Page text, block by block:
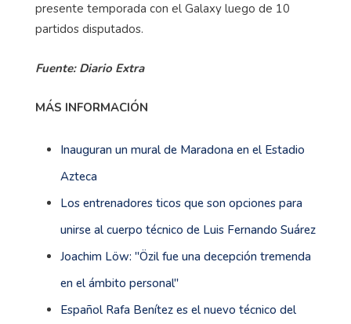
presente temporada con el Galaxy luego de 10
partidos disputados.
Fuente: Diario Extra
MÁS INFORMACIÓN
Inauguran un mural de Maradona en el Estadio
Azteca
Los entrenadores ticos que son opciones para
unirse al cuerpo técnico de Luis Fernando Suárez
Joachim Löw: ''Özil fue una decepción tremenda
en el ámbito personal''
Español Rafa Benítez es el nuevo técnico del